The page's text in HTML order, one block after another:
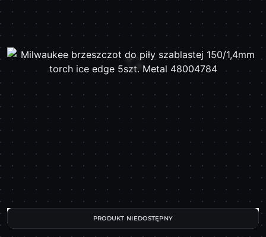
PRODUKT NIEDOSTĘPNY